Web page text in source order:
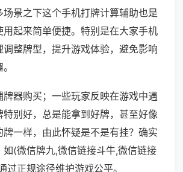
场景之下这个手机打牌计算辅助也是
用起来简单便捷。特别是在大家手机
整牌型，提升游戏体验，避免影响
器购买；一些玩家反映在游戏中遇
特别好，总是能拿到好牌，甚至好像
牌一样，由此怀疑是不是有挂？确实
如(微信牌九,微信链接斗牛,微信链接
过正规途径维护游戏公平。